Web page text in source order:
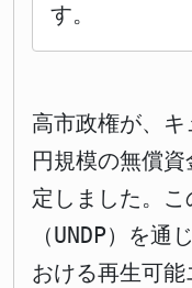
す。
高市政権が、
円規模の無償
定しました。
（UNDP）を
おける再生可